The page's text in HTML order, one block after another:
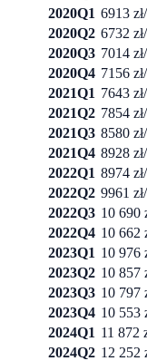
2020Q1 6913
2020Q2 6732
2020Q3 7014
2020Q4 7156
2021Q1 7643
2021Q2 7854
2021Q3 8580
2021Q4 8928
2022Q1 8974
2022Q2 9961
2022Q3 10 690
2022Q4 10 662
2023Q1 10 976
2023Q2 10 857
2023Q3 10 797
2023Q4 10 553
2024Q1 11 872
2024Q2 12 252